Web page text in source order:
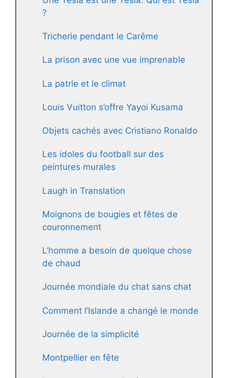
?
Tricherie pendant le Carême
La prison avec une vue imprenable
La patrie et le climat
Louis Vuitton s’offre Yayoi Kusama
Objets cachés avec Cristiano Ronaldo
Les idoles du football sur des
peintures murales
Laugh in Translation
Moignons de bougies et fêtes de
couronnement
L’homme a besoin de quelque chose
de chaud
Journée mondiale du chat sans chat
Comment l’Islande a changé le monde
Journée de la simplicité
Montpellier en fête